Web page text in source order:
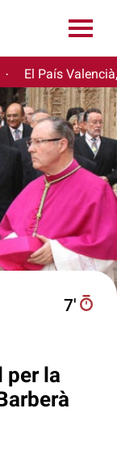
· El País
7′
per la